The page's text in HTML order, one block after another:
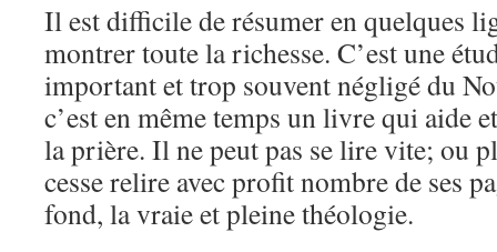
Il est difficile de résumer en quelques
montrer toute la richesse. C’est une
important et trop souvent négligé du
c’est en même temps un livre qui aide
la prière. Il ne peut pas se lire vite; ou
cesse relire avec profit nombre de ses
fond, la vraie et pleine théologie.